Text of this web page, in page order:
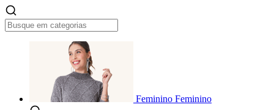
Feminino Feminino